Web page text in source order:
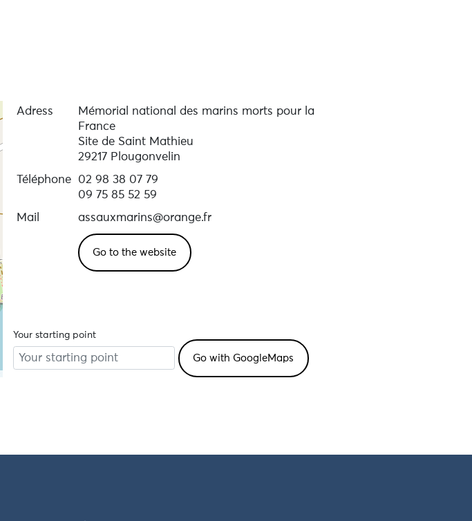
Adress
Mémorial national des marins morts pour la
France
Site de Saint Mathieu
29217 Plougonvelin
Téléphone
02 98 38 07 79
09 75 85 52 59
Mail
assauxmarins@orange.fr
Go to the website
Your starting point